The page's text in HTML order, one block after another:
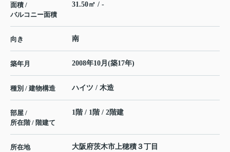
面積 /
バルコニー面積
31.50㎡ / -
向き 南
築年月 2008年10月(築17年)
種別 / 建物構造 ハイツ / 木造
部屋 /
所在階 / 階建て
1階 / 1階 / 2階建
所在地 大阪府茨木市上穂積 ３丁目